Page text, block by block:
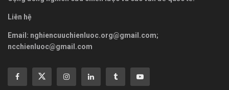
Liên hệ
Email: nghiencuuchienluoc.org@gmail.com;
ncchienluoc@gmail.com